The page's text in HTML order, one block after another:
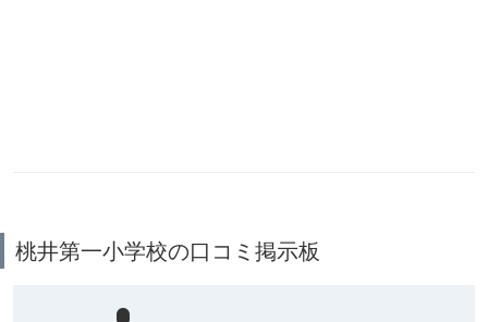
桃井第一小学校の口コミ掲示板